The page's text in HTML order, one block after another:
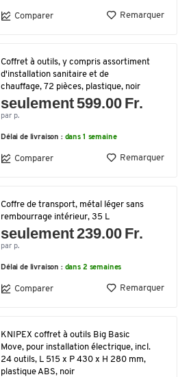
Comparer Remarquer
Coffret à outils, y compris assortiment
d'installation sanitaire et de
chauffage, 72 pièces, plastique, noir
seulement 599.00 Fr.
par p.
Délai de livraison : dans 1 semaine
Comparer Remarquer
Coffre de transport, métal léger sans
rembourrage intérieur, 35 L
seulement 239.00 Fr.
par p.
Délai de livraison : dans 2 semaines
Comparer Remarquer
KNIPEX coffret à outils Big Basic
Move, pour installation électrique, incl.
24 outils, L 515 x P 430 x H 280 mm,
plastique ABS, noir